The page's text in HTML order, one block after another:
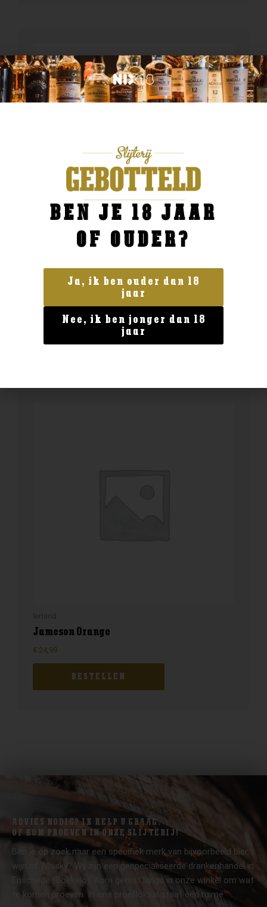
King Cask Barbados Rum Tennessee
Whiskey Barrel
62,99
BESTELLEN
Jameson Orange
€ 24,99
BESTELLEN
ADVIES NODIG? IK HELP U GRAAG.
OF KOM PROEVEN IN ONZE SLIJTERIJ!
Ben je op zoek naar een specifiek merk van bijvoorbeeld bier,
wijn of Whisky? Wij zijn een gespecialiseerde drankenhandel in
Enschede (Boekelo). Kom gerust langs in onze winkel om wat
te komen proeven. In ons proeflokaal staat een ruime
BEN JE 18 JAAR
OF OUDER?
Ja, ik ben ouder dan 18
jaar
Nee, ik ben jonger dan 18
jaar